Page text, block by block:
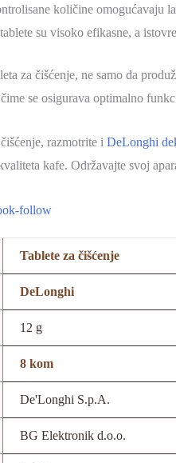
količine omogućavaju
su visoko efikasne, a
za čišćenje, ne samo da
se osigurava optimalno
razmotrite i DeLonghi
kafe. Održavajte svoj
Tablete za čišćenje
DeLonghi
12 g
8 kom
De'Longhi S.p.A.
BG Elektronik d.o.o.